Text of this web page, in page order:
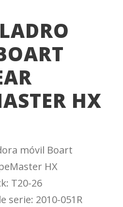
HX
móvil Boart
HX
T20-26
serie: 2010-051R